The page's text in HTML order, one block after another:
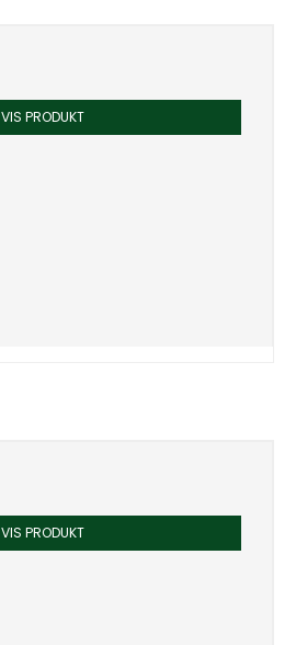
VIS PRODUKT
VIS PRODUKT